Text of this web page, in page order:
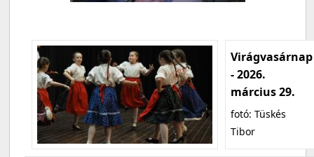
Virágvasárnap
- 2026.
március 29.
fotó: Tüskés
Tibor